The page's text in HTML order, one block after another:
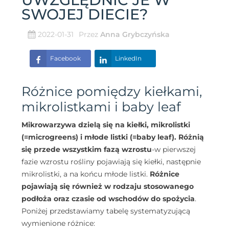
SWOJEJ DIECIE?
2022-01-31 Przez Anna Grybczyńska
Facebook LinkedIn
Różnice pomiędzy kiełkami,
mikrolistkami i baby leaf
Mikrowarzywa dzielą się na kiełki, mikrolistki
(=microgreens) i młode listki (=baby leaf). Różnią
się przede wszystkim fazą wzrostu-w pierwszej
fazie wzrostu rośliny pojawiają się kiełki, następnie
mikrolistki, a na końcu młode listki. Różnice
pojawiają się również w rodzaju stosowanego
podłoża oraz czasie od wschodów do spożycia.
Poniżej przedstawiamy tabelę systematyzującą
wymienione różnice: